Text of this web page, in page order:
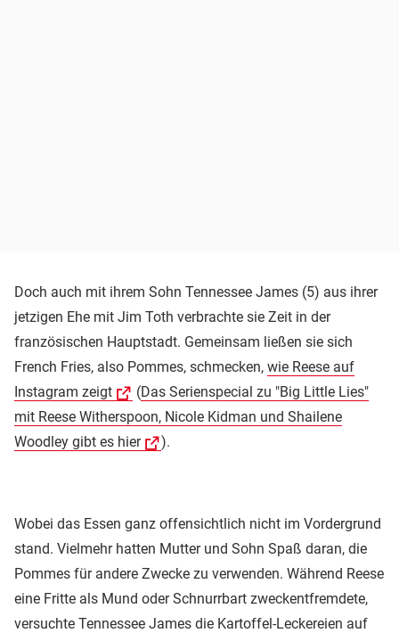
Doch auch mit ihrem Sohn Tennessee James (5) aus ihrer
jetzigen Ehe mit Jim Toth verbrachte sie Zeit in der
französischen Hauptstadt. Gemeinsam ließen sie sich
French Fries, also Pommes, schmecken, wie Reese auf
Instagram zeigt
(Das Serienspecial zu "Big Little Lies"
mit Reese Witherspoon, Nicole Kidman und Shailene
Woodley gibt es hier
).
Wobei das Essen ganz offensichtlich nicht im Vordergrund
stand. Vielmehr hatten Mutter und Sohn Spaß daran, die
Pommes für andere Zwecke zu verwenden. Während Reese
eine Fritte als Mund oder Schnurrbart zweckentfremdete,
versuchte Tennessee James die Kartoffel-Leckereien auf